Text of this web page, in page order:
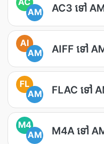
AM
AC3 ទៅ
AI
AM
AIFF ទៅ
FL
AM
FLAC ទៅ
M4
AM
M4A ទៅ